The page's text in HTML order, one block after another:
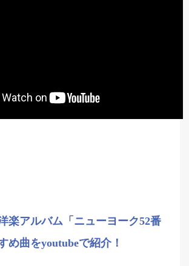
楽アルバム「ニューヨーク52番
め曲をyoutubeで紹介！